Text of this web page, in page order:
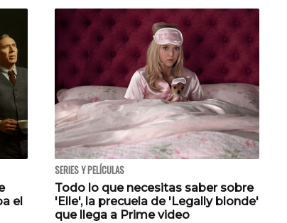
el
SERIES Y PELÍCULAS
Todo lo que necesitas saber sobre
'Elle', la precuela de 'Legally blonde'
que llega a Prime video